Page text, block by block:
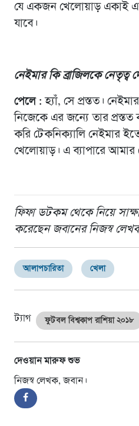
যে একজন খেলোয়াড় একাই
যাবে।
নেইমার কি ব্রাজিলকে নেতৃত্ব
পেলে : হ্যাঁ, সে প্রস্তত।
নিজেকে এর জন্যে তার
করি টেকনিক্যালি নেইমার
খেলোয়াড়। এ ব্যাপারে
ফিফা ডটকম থেকে নিয়ে
করেছেন জবানের নিজস্ব
আলাপচারিতা খেলা
ট্যাগ ফুটবল বিশ্বকাপ রাশিয়া ২০১৮
দেওয়ান মারুফ শুভ
নিজস্ব লেখক, জবান।